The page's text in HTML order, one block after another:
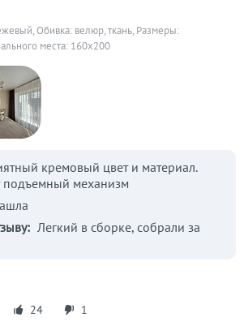
Обивка: велюр, ткань, Размеры:
места: 160х200
кремовый цвет и материал.
подъемный механизм
Легкий в сборке, собрали за
24 1